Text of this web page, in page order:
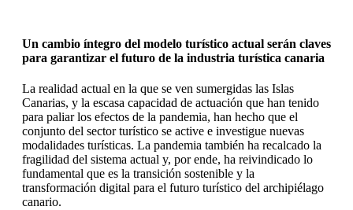
Un cambio íntegro del modelo turístico actual serán claves
para garantizar el futuro de la industria turística canaria
La realidad actual en la que se ven sumergidas las Islas
Canarias, y la escasa capacidad de actuación que han tenido
para paliar los efectos de la pandemia, han hecho que el
conjunto del sector turístico se active e investigue nuevas
modalidades turísticas. La pandemia también ha recalcado la
fragilidad del sistema actual y, por ende, ha reivindicado lo
fundamental que es la transición sostenible y la
transformación digital para el futuro turístico del archipiélago
canario.